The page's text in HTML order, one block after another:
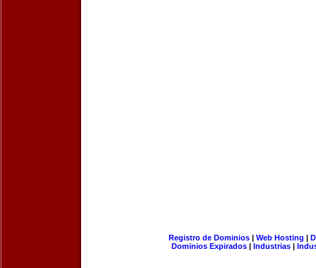
Registro de Dominios| Web Hosting |
Dominios Expirados | Industrias |